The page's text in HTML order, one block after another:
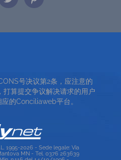
号决议第2条，应注意的
打算提交争议解决请求的用户
的Conciliaweb平台。
1995-2026 - Sede legale: Via
MN - Tel. 0376 263639